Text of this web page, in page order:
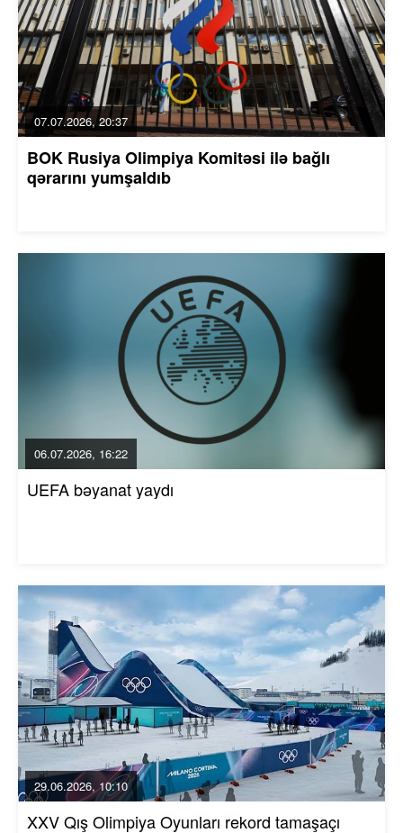
07.07.2026, 20:37
BOK Rusiya Olimpiya Komitəsi ilə bağlı
qərarını yumşaldıb
06.07.2026, 16:22
UEFA bəyanat yaydı
29.06.2026, 10:10
XXV Qış Olimpiya Oyunları rekord tamaşaçı